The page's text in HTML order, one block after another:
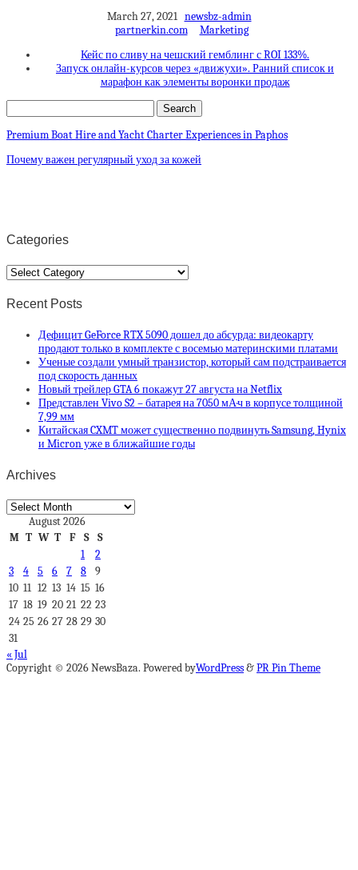
March 27, 2021 newsbz-admin
partnerkin.com
Marketing
Кейс по сливу на чешский гемблинг с ROI 133%.
Запуск онлайн-курсов через «движухи». Ранний список и
марафон как элементы воронки продаж
Premium Boat Hire and Yacht Charter Experiences in Paphos
Почему важен регулярный уход за кожей
Categories
Categories
Recent Posts
Дефицит GeForce RTX 5090 дошел до абсурда: видеокарту
продают только в комплекте с восемью материнскими платами
Ученые создали умный транзистор, который сам подстраивается
под скорость данных
Новый трейлер GTA 6 покажут 27 августа на Netflix
Представлен Vivo S2 – батарея на 7050 мА·ч в корпусе толщиной
7,99 мм
Китайская CXMT может существенно подвинуть Samsung, Hynix
и Micron уже в ближайшие годы
Archives
Archives
August 2026
M T W T F S
S
1
2
3
4 5 6 7 8
9
10 11 12 13 14 15 16
17 18 19 20 21 22 23
24 25 26 27 28 29 30
31
« Jul
Copyright © 2026 NewsBaza. Powered byWordPress&PR Pin Theme